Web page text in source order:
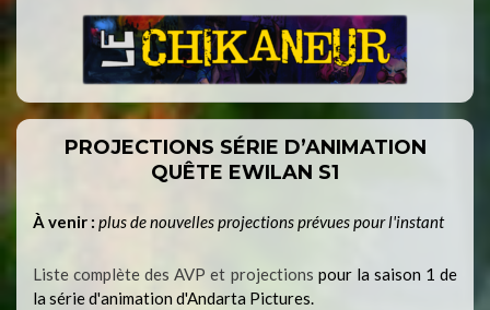
PROJECTIONS SÉRIE D’ANIMATION
QUÊTE EWILAN S1
À venir : plus de nouvelles projections prévues pour l'instant
Liste complète des AVP et projections pour la saison 1 de
la série d'animation d'Andarta Pictures.